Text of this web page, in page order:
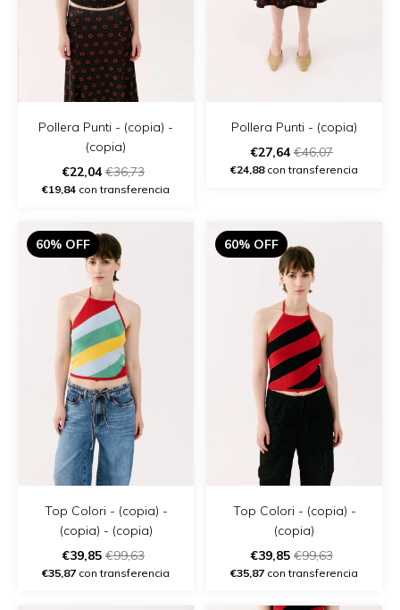
Pollera Punti - (copia) -
(copia)
€22,04€36,73
€19,84 con transferencia
Pollera Punti - (copia)
€27,64€46,07
€24,88con transferencia
60% OFF
Top Colori - (copia) -
(copia) - (copia)
€39,85 €99,63
€35,87 con transferencia
60% OFF
Top Colori - (copia) -
(copia)
€39,85 €99,63
€35,87 con transferencia